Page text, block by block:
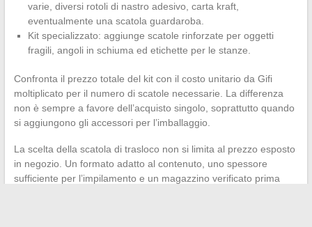
varie, diversi rotoli di nastro adesivo, carta kraft,
eventualmente una scatola guardaroba.
Kit specializzato: aggiunge scatole rinforzate per oggetti
fragili, angoli in schiuma ed etichette per le stanze.
Confronta il prezzo totale del kit con il costo unitario da Gifi
moltiplicato per il numero di scatole necessarie. La differenza
non è sempre a favore dell’acquisto singolo, soprattutto quando
si aggiungono gli accessori per l’imballaggio.
La scelta della scatola di trasloco non si limita al prezzo esposto
in negozio. Un formato adatto al contenuto, uno spessore
sufficiente per l’impilamento e un magazzino verificato prima